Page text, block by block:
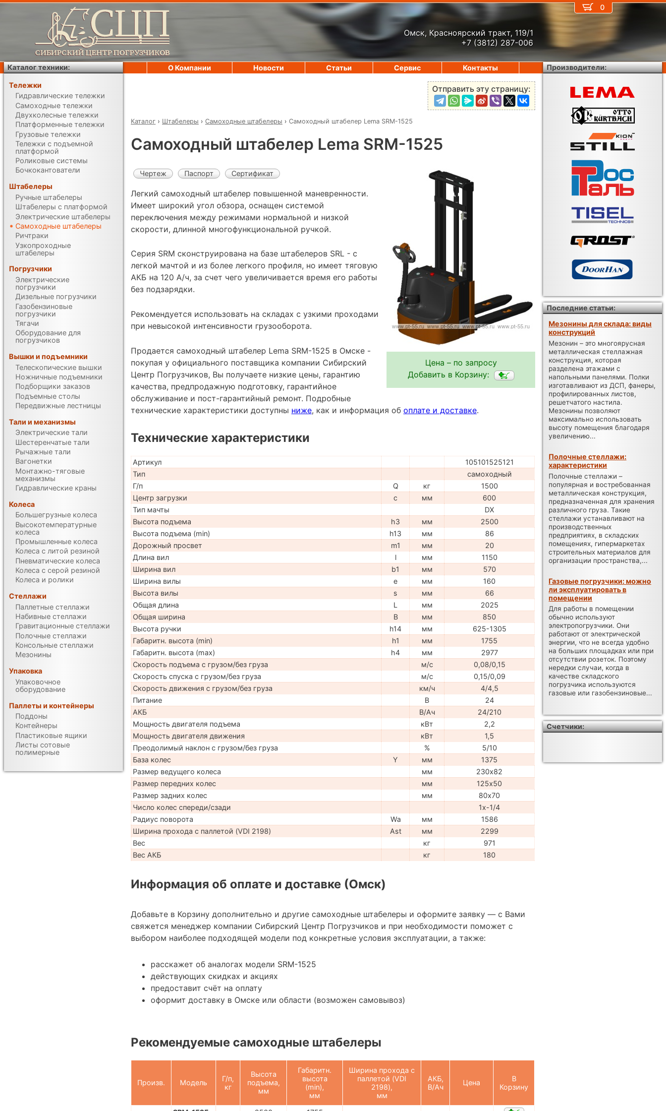
Омск, Красноярский тракт, 119/1
+7 (3812) 287-006
Отправить эту страницу:
Каталог › Штабелеры › Самоходные штабелеры › Самоходный штабелер Lema SRM-1525
Самоходный штабелер Lema SRM-1525
Цена – по запросу
Добавить в Корзину:
Чертеж Паспорт Сертификат
Легкий самоходный штабелер повышенной маневренности.
Имеет широкий угол обзора, оснащен системой
переключения между режимами нормальной и низкой
скорости, длинной многофункциональной ручкой.
Серия SRM сконструирована на базе штабелеров SRL - с
легкой мачтой и из более легкого профиля, но имеет тяговую
АКБ на 120 А/ч, за счет чего увеличивается время его работы
без подзарядки.
Рекомендуется использовать на складах с узкими проходами
при невысокой интенсивности грузооборота.
Продается самоходный штабелер Lema SRM-1525 в Омске -
покупая у официального поставщика компании Сибирский
Центр Погрузчиков, Вы получаете низкие цены, гарантию
качества, предпродажную подготовку, гарантийное
обслуживание и пост-гарантийный ремонт. Подробные
технические характеристики доступны ниже, как и информация об оплате и доставке.
Технические характеристики
Артикул
105101525121
Тип
самоходный
Г/п
Q кг
1500
Центр загрузки
c мм
600
Тип мачты
DX
Высота подъема
h3 мм
2500
Высота подъема (min)
h13 мм
86
Дорожный просвет
m1 мм
20
Длина вил
l мм
1150
Ширина вил
b1 мм
570
Ширина вилы
e мм
160
Высота вилы
s мм
66
Общая длина
L мм
2025
Общая ширина
B мм
850
Высота ручки
h14 мм
625-1305
Габаритн. высота (min)
h1 мм
1755
Габаритн. высота (max)
h4 мм
2977
Скорость подъема с грузом/без груза
м/с
0,08/0,15
Скорость спуска с грузом/без груза
м/с
0,15/0,09
Скорость движения с грузом/без груза
км/ч
4/4,5
Питание
В
24
АКБ
В/Ач
24/210
Мощность двигателя подъема
кВт
2,2
Мощность двигателя движения
кВт
1,5
Преодолимый наклон с грузом/без груза
%
5/10
База колес
Y мм
1375
Размер ведущего колеса
мм
230х82
Размер передних колес
мм
125х50
Размер задних колес
мм
80х70
Число колес спереди/сзади
1x-1/4
Радиус поворота
Wa мм
1586
Ширина прохода с паллетой (VDI 2198)
Ast мм
2299
Вес
кг
971
Вес АКБ
кг 180
Информация об оплате и доставке (Омск)
Добавьте в Корзину дополнительно и другие самоходные штабелеры и оформите заявку — с Вами
свяжется менеджер компании Сибирский Центр Погрузчиков и при необходимости поможет с
выбором наиболее подходящей модели под конкретные условия эксплуатации, а также:
расскажет об аналогах модели SRM-1525
действующих скидках и акциях
предоставит счёт на оплату
оформит доставку в Омске или области (возможен самовывоз)
Рекомендуемые самоходные штабелеры
Произв. Модель
Г/п,
кг
Высота
подъема,
мм
Габаритн.
высота
(min),
мм
Ширина прохода с
паллетой (VDI
2198),
мм
АКБ,
В/Ач
Цена
В
Корзину
0
О Компании Новости Статьи Сервис Контакты
Каталог техники:
Тележки
Гидравлические тележки
Самоходные тележки
Двухколесные тележки
Платформенные тележки
Грузовые тележки
Тележки с подъемной
платформой
Роликовые системы
Бочкокантователи
Штабелеры
Ручные штабелеры
Штабелеры с платформой
Электрические штабелеры
Самоходные штабелеры
Ричтраки
Узкопроходные
штабелеры
Погрузчики
Электрические
погрузчики
Дизельные погрузчики
Газобензиновые
погрузчики
Тягачи
Оборудование для
погрузчиков
Вышки и подъемники
Телескопические вышки
Ножничные подъемники
Подборщики заказов
Подъемные столы
Передвижные лестницы
Тали и механизмы
Электрические тали
Шестеренчатые тали
Рычажные тали
Вагонетки
Монтажно-тяговые
механизмы
Гидравлические краны
Колеса
Большегрузные колеса
Высокотемпературные
колеса
Промышленные колеса
Колеса с литой резиной
Пневматические колеса
Колеса с серой резиной
Колеса и ролики
Стеллажи
Паллетные стеллажи
Набивные стеллажи
Гравитационные стеллажи
Полочные стеллажи
Консольные стеллажи
Мезонины
Упаковка
Упаковочное
оборудование
Паллеты и контейнеры
Поддоны
Контейнеры
Пластиковые ящики
Листы сотовые
полимерные
Производители:
Последние статьи:
Мезонины для склада: виды
конструкций
Мезонин – это многоярусная
металлическая стеллажная
конструкция, которая
разделена этажами с
напольными панелями. Полки
изготавливают из ДСП, фанеры,
профилированных листов,
решетчатого настила.
Мезонины позволяют
максимально использовать
высоту помещения благодаря
увеличению...
Полочные стеллажи:
характеристики
Полочные стеллажи –
популярная и востребованная
металлическая конструкция,
предназначенная для хранения
различного груза. Такие
стеллажи устанавливают на
производственных
предприятиях, в складских
помещениях, гипермаркетах
строительных материалов для
организации пространства,...
Газовые погрузчики: можно
ли эксплуатировать в
помещении
Для работы в помещении
обычно используют
электропогрузчики. Они
работают от электрической
энергии, что не всегда удобно
на больших площадках или при
отсутствии розеток. Поэтому
нередки случаи, когда в
качестве складского
погрузчика используются
газовые или газобензиновые...
Счетчики: